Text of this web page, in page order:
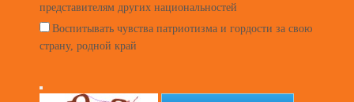
представителям других национальностей
Воспитывать чувства патриотизма и гордости за свою
страну, родной край